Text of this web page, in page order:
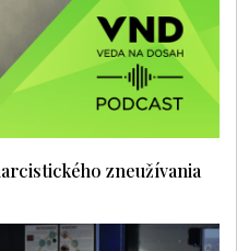
zneužívania